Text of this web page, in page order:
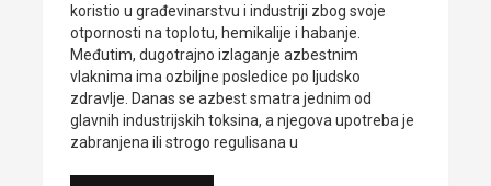
koristio u građevinarstvu i industriji zbog svoje
otpornosti na toplotu, hemikalije i habanje.
Međutim, dugotrajno izlaganje azbestnim
vlaknima ima ozbiljne posledice po ljudsko
zdravlje. Danas se azbest smatra jednim od
glavnih industrijskih toksina, a njegova upotreba je
zabranjena ili strogo regulisana u